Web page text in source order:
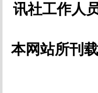
讯社工作人
本网站所刊